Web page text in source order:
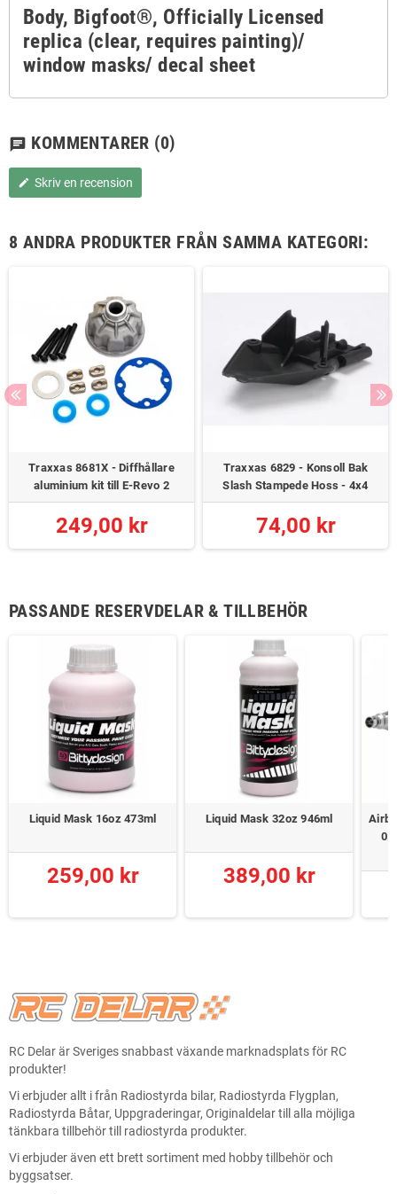
Body, Bigfoot®, Officially Licensed
replica (clear, requires painting)/
window masks/ decal sheet
chat KOMMENTARER (0)
edit Skriv en recension
8 ANDRA PRODUKTER FRÅN SAMMA KATEGORI:
Traxxas 8681X - Diffhållare
aluminium kit till E-Revo 2
249,00 kr
Traxxas 6829 - Konsoll Bak
Slash Stampede Hoss - 4x4
74,00 kr
PASSANDE RESERVDELAR & TILLBEHÖR
Liquid Mask 16oz 473ml
259,00 kr
Liquid Mask 32oz 946ml
389,00 kr
RC Delar är Sveriges snabbast växande marknadsplats för RC
produkter!
Vi erbjuder allt i från Radiostyrda bilar, Radiostyrda Flygplan,
Radiostyrda Båtar, Uppgraderingar, Originaldelar till alla möjliga
tänkbara tillbehör till radiostyrda produkter.
Vi erbjuder även ett brett sortiment med hobby tillbehör och
byggsatser.